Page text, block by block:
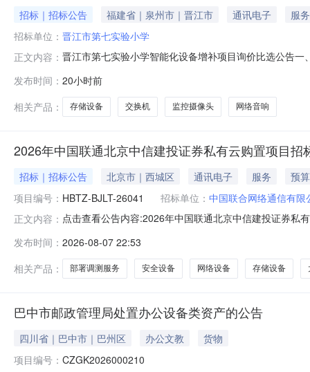
招标｜招标公告 福建省｜泉州市｜晋江市 通讯电子
服务
招标单位： 晋江市第七实验小学
正文内容： 晋江市第七实验小学智能化设备增补项目询价比选公告
资格条件的单位踊跃报名参与。二、项目信息（一）项
储设备、网络音响参数不低于采购清单标准，满
发布时间： 20小时前
相关产品：
存储设备 交换机 监控摄像头 网络音响
2026年中国联通北京中信建投证券私有云购置项目招
招标｜招标公告 北京市｜西城区 通讯电子 服务
预
项目编号： HBTZ-BJLT-26041 招标单位： 中国联合网络通信有限
正文内容： 点击查看公告内容:2026年中国联通北京中信建投证券私
发布时间： 2026-08-07 22:53
相关产品：
部署调测服务 安全设备 网络设备 存储设备
巴中市邮政管理局处置办公设备类资产的公告
四川省｜巴中市｜巴州区 办公文教
货物
项目编号： CZGK2026000210